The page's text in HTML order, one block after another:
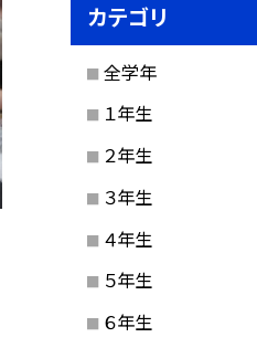
カテゴリ
全学年
１年生
２年生
３年生
４年生
５年生
６年生